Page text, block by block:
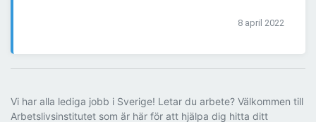
8 april 2022
Vi har alla lediga jobb i Sverige! Letar du arbete? Välkommen till
Arbetslivsinstitutet som är här för att hjälpa dig hitta ditt